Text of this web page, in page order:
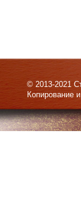
© 2013-2021
Копирование